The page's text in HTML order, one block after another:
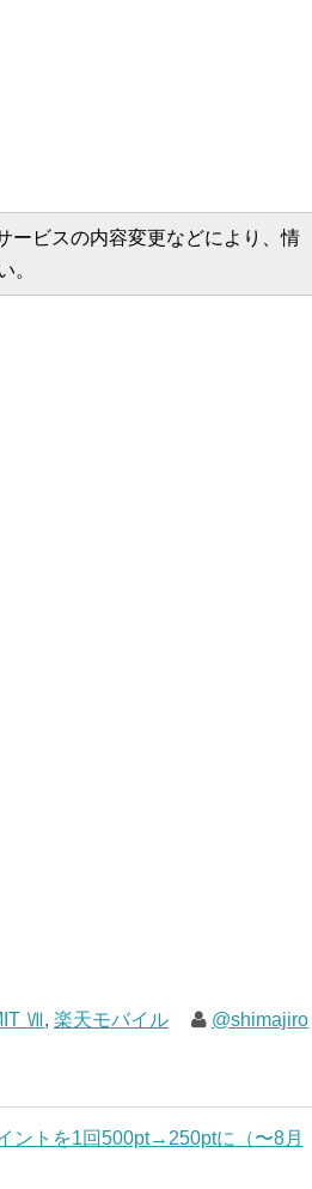
ービスの内容変更などにより、情
。
Ⅶ,楽天モバイル @shimajiro
ントを1回500pt→250ptに（〜8月